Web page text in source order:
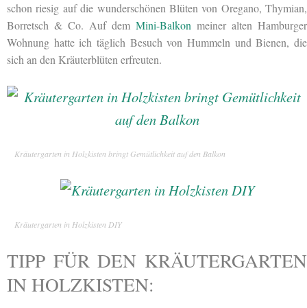
schon riesig auf die wunderschönen Blüten von Oregano, Thymian,
Borretsch & Co. Auf dem Mini-Balkon meiner alten Hamburger
Wohnung hatte ich täglich Besuch von Hummeln und Bienen, die
sich an den Kräuterblüten erfreuten.
Kräutergarten in Holzkisten bringt Gemütlichkeit auf den Balkon
Kräutergarten in Holzkisten DIY
TIPP FÜR DEN KRÄUTERGARTEN
IN HOLZKISTEN: